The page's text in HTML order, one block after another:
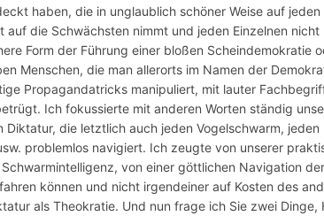
haben, die in unglaublich schöner Weise auf
auf die Schwächsten nimmt und jeden Einzelnen
Form der Führung einer bloßen
Menschen, die man allerorts im Namen der
Propagandatricks manipuliert, mit lauter
Ich fokussierte mit anderen Worten ständig
Diktatur, die letztlich auch jeden Vogelschwarm,
problemlos navigiert. Ich zeugte von unserer
von einer göttlichen Navigation
können und nicht irgendeiner auf Kosten des
als Theokratie. Und nun frage ich Sie zwei Dinge,